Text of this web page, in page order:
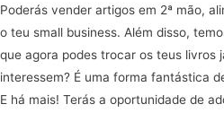
Poderás vender artigos em 2ª mão,
o teu small business. Além disso,
que agora podes trocar os teus livros
interessem? É uma forma fantástica
E há mais! Terás a oportunidade de